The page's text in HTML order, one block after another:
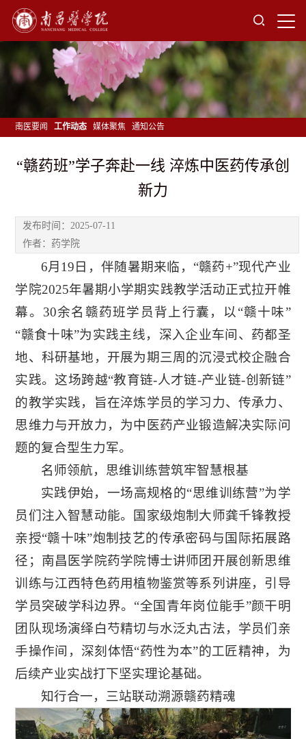
南医要闻 工作动态 媒体聚焦 通知公告
“赣药班”学子奔赴一线 淬炼中医药传承创
新力
发布时间：2025-07-11
作者：药学院
6月19日，伴随暑期来临，“赣药+”现代产业
学院2025年暑期小学期实践教学活动正式拉开帷
幕。30余名赣药班学员背上行囊，以“赣十味”
“赣食十味”为实践主线，深入企业车间、药都圣
地、科研基地，开展为期三周的沉浸式校企融合
实践。这场跨越“教育链-人才链-产业链-创新链”
的教学实践，旨在淬炼学员的学习力、传承力、
思维力与开放力，为中医药产业锻造解决实际问
题的复合型生力军。
名师领航， 思维训练营筑牢智慧根基
实践伊始，一场高规格的“思维训练营”为学
员们注入智慧动能。国家级炮制大师龚千锋教授
亲授“赣十味”炮制技艺的传承密码与国际拓展路
径；南昌医学院药学院博士讲师团开展创新思维
训练与江西特色药用植物鉴赏等系列讲座，引导
学员突破学科边界。“全国青年岗位能手”颜干明
团队现场演绎白芍精切与水泛丸古法，学员们亲
手操作间，深刻体悟“药性为本”的工匠精神，为
后续产业实战打下坚实理论基础。
知行合一， 三站联动溯源赣药精魂